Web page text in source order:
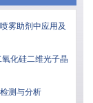
雾助剂中应用及
化硅二维光子晶
测与分析